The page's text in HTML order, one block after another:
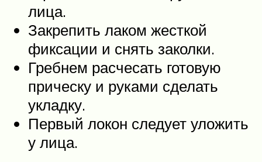
лица.
Закрепить лаком жесткой
фиксации и снять заколки.
Гребнем расчесать готовую
прическу и руками сделать
укладку.
Первый локон следует уложить
у лица.